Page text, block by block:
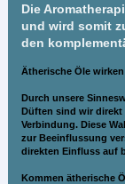
Die
und wird somit
den
Ätherische Öle
Durch unsere
Düften sind wir direkt
Verbindung. Diese
zur Beeinflussung
direkten Einfluss auf
Kommen ätherische